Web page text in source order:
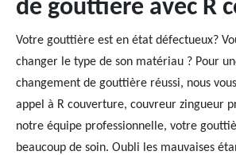
de gouttière avec R
Votre gouttière est en état défectueux?
changer le type de son matériau ? Pour
changement de gouttière réussi, nous
appel à R couverture, couvreur zingueur
notre équipe professionnelle, votre
beaucoup de soin. Oubli les mauvaises